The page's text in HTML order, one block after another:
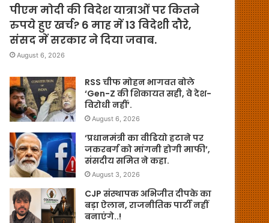
पीएम मोदी की विदेश यात्राओं पर कितने
रुपये हुए खर्च? 6 माह में 13 विदेशी दौरे,
संसद में सरकार ने दिया जवाब.
August 6, 2026
RSS चीफ मोहन भागवत बोले
‘Gen-Z की शिकायत सही, वे देश-
विरोधी नहीं’.
August 6, 2026
‘प्रधानमंत्री का वीडियो हटाने पर
जकरबर्ग को मांगनी होगी माफी’,
संसदीय समित ने कहा.
August 3, 2026
CJP संस्थापक अभिजीत दीपके का
बड़ा ऐलान, राजनीतिक पार्टी नहीं
बनाएंगे..!